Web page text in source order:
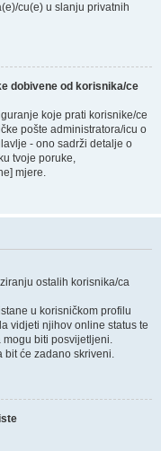
cu(e) u slanju privatnih
dobivene od korisnika/ce
koje prati korisnike/ce
pošte administratora/icu o
- ono sadrži detalje o
tvoje poruke,
mjere.
ostalih korisnika/ca
u korisničkom profilu
vidjeti njihov online status te
mogu biti posvijetljeni.
bit će zadano skriveni.